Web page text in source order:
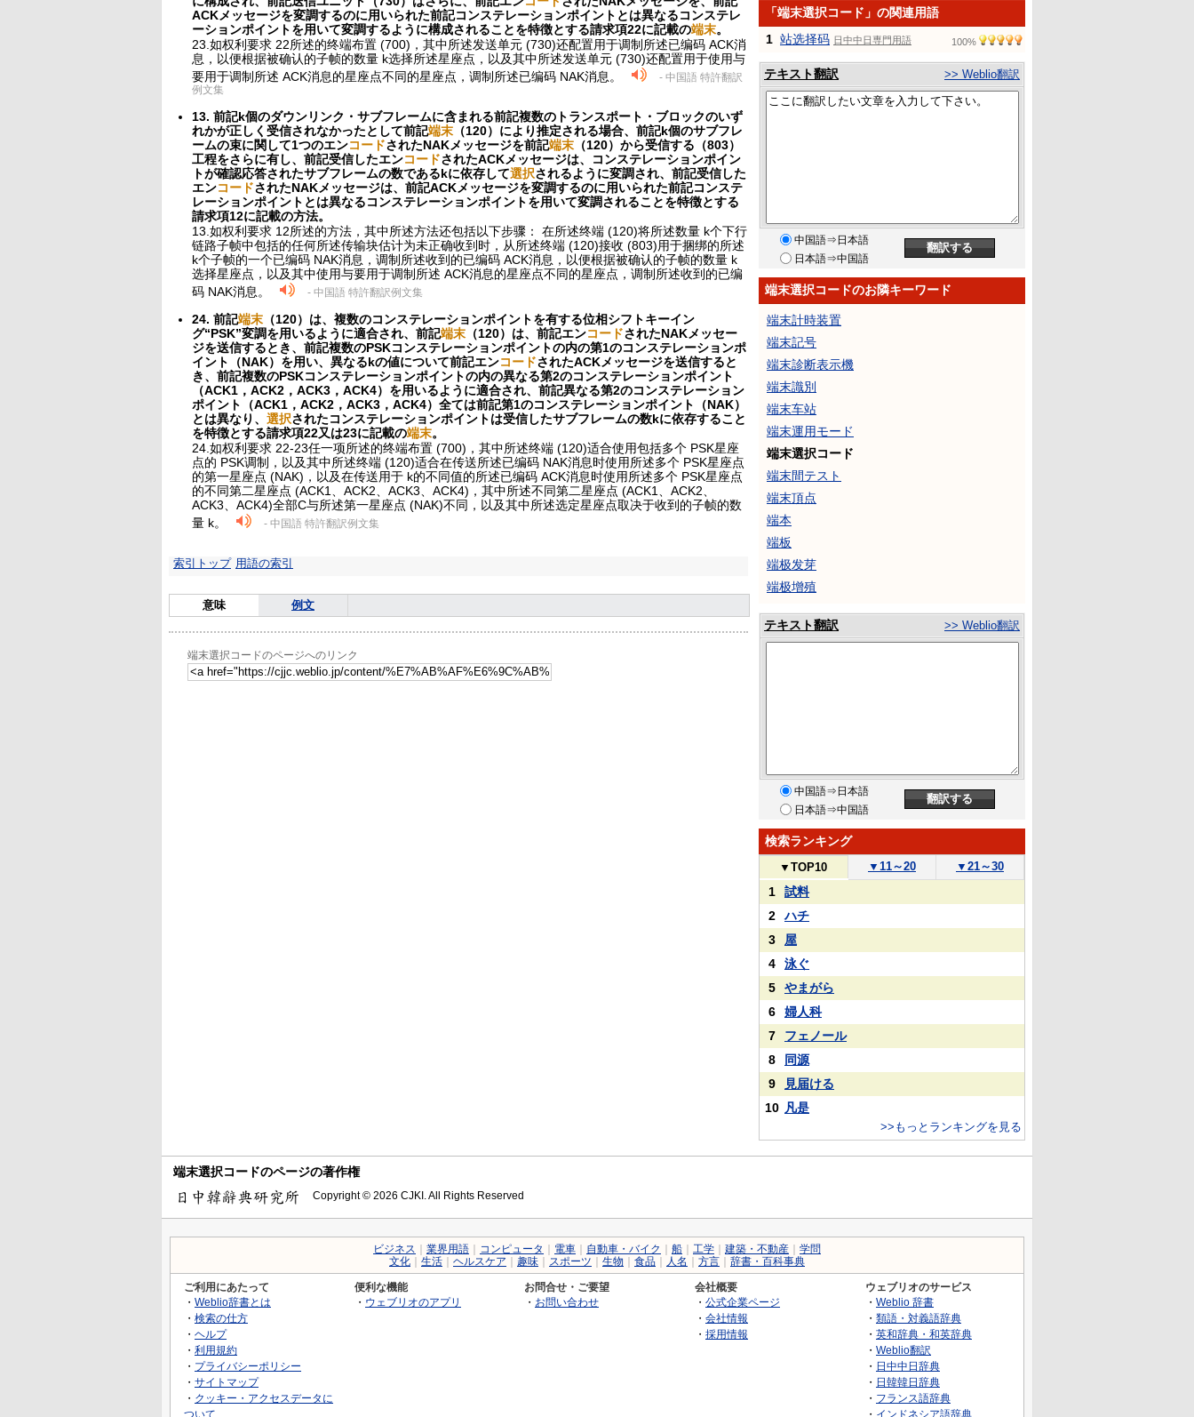
ACKメッセージを変調するのに用いられた前記コンステレーションポイントとは異なるコンステレ
ーションポイントを用いて変調するように構成されることを特徴とする請求項22に記載の端末。
23.如权利要求 22所述的终端布置 (700)，其中所述发送单元 (730)还配置用于调制所述已编码 ACK消
息，以便根据被确认的子帧的数量 k选择所述星座点，以及其中所述发送单元 (730)还配置用于使用与
要用于调制所述 ACK消息的星座点不同的星座点，调制所述已编码 NAK消息。
- 中国語 特許翻訳
例文集
13. 前記k個のダウンリンク・サブフレームに含まれる前記複数のトランスポート・ブロックのいず
れかが正しく受信されなかったとして前記端末 （120）により推定される場合、前記k個のサブフレ
ームの束に関して1つのエンコードされたNAKメッセージを前記端末 （120）から受信する（803）
工程をさらに有し、前記受信したエンコードされたACKメッセージは、コンステレーションポイン
トが確認応答されたサブフレームの数であるkに依存して選択されるように変調され、前記受信した
エンコードされたNAKメッセージは、前記ACKメッセージを変調するのに用いられた前記コンステ
レーションポイントとは異なるコンステレーションポイントを用いて変調されることを特徴とする
請求項12に記載の方法。
13.如权利要求 12所述的方法，其中所述方法还包括以下步骤： 在所述终端 (120)将所述数量 k个下行
链路子帧中包括的任何所述传输块估计为未正确收到时，从所述终端 (120)接收 (803)用于捆绑的所述
k个子帧的一个已编码 NAK消息，调制所述收到的已编码 ACK消息，以便根据被确认的子帧的数量 k
选择星座点，以及其中使用与要用于调制所述 ACK消息的星座点不同的星座点，调制所述收到的已编
码 NAK消息。
- 中国語 特許翻訳例文集
24. 前記端末 （120）は、複数のコンステレーションポイントを有する位相シフトキーイン
グ“PSK”変調を用いるように適合され、前記端末 （120）は、前記エンコードされたNAKメッセー
ジを送信するとき、前記複数のPSKコンステレーションポイントの内の第1のコンステレーションポ
イント（NAK）を用い、異なるkの値について前記エンコードされたACKメッセージを送信すると
き、前記複数のPSKコンステレーションポイントの内の異なる第2のコンステレーションポイント
（ACK1，ACK2，ACK3，ACK4）を用いるように適合され、前記異なる第2のコンステレーション
ポイント（ACK1，ACK2，ACK3，ACK4）全ては前記第1のコンステレーションポイント（NAK）
とは異なり、 選択されたコンステレーションポイントは受信したサブフレームの数kに依存すること
を特徴とする請求項22又は23に記載の端末。
24.如权利要求 22-23任一项所述的终端布置 (700)，其中所述终端 (120)适合使用包括多个 PSK星座
点的 PSK调制，以及其中所述终端 (120)适合在传送所述已编码 NAK消息时使用所述多个 PSK星座点
的第一星座点 (NAK)，以及在传送用于 k的不同值的所述已编码 ACK消息时使用所述多个 PSK星座点
的不同第二星座点 (ACK1、ACK2、ACK3、ACK4)，其中所述不同第二星座点 (ACK1、ACK2、
ACK3、ACK4)全部C与所述第一星座点 (NAK)不同，以及其中所述选定星座点取决于收到的子帧的数
量 k。
- 中国語 特許翻訳例文集
索引トップ 用語の索引
意味 例文
端末選択コードのページへのリンク
「端末選択コード」の関連用語
1 站选择码 日中中日専門用語 100%
テキスト翻訳 >> Weblio翻訳
中国語⇒日本語
日本語⇒中国語
端末選択コードのお隣キーワード
端末計時装置
端末記号
端末診断表示機
端末識別
端末车站
端末運用モード
端末選択コード
端末間テスト
端末頂点
端本
端板
端极发芽
端极增殖
テキスト翻訳 >> Weblio翻訳
中国語⇒日本語
日本語⇒中国語
検索ランキング
▼ TOP10 ▼ 11～20 ▼ 21～30
1
試料
2
ハチ
3
屋
4
泳ぐ
5
やまがら
6
婦人科
7
フェノール
8
同源
9
見届ける
10 凡是
>>もっとランキングを見る
端末選択コードのページの著作権
Copyright © 2026 CJKI. All Rights Reserved
ビジネス 業界用語 コンピュータ 電車 自動車・バイク 船 工学 建築・不動産
学問
文化
生活 ヘルスケア 趣味 スポーツ 生物 食品 人名 方言 辞書・百科事典
ご利用にあたって
・ Weblio辞書とは
・ 検索の仕方
・ ヘルプ
・ 利用規約
・ プライバシーポリシー
・ サイトマップ
・ クッキー・アクセスデータに
ついて
便利な機能
・ ウェブリオのアプリ
お問合せ・ご要望
・ お問い合わせ
会社概要
・ 公式企業ページ
・ 会社情報
・ 採用情報
ウェブリオのサービス
・ Weblio 辞書
・ 類語・対義語辞典
・ 英和辞典・和英辞典
・ Weblio翻訳
・ 日中中日辞典
・ 日韓韓日辞典
・ フランス語辞典
・ インドネシア語辞典